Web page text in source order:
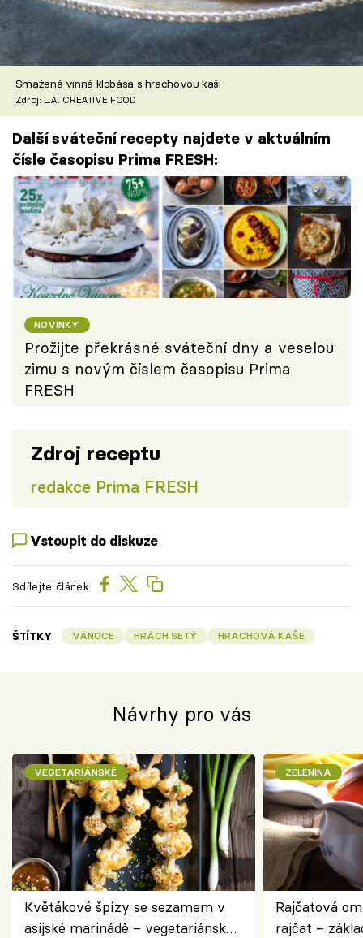
Smažená vinná klobása s hrachovou kaší
Zdroj: L.A. CREATIVE FOOD
Další sváteční recepty najdete v aktuálním
čísle časopisu Prima FRESH:
NOVINKY
Prožijte překrásné sváteční dny a veselou
zimu s novým číslem časopisu Prima
FRESH
Zdroj receptu
redakce Prima FRESH
Vstoupit do diskuze
Sdílejte článek
ŠTÍTKY VÁNOCE HRÁCH SETÝ HRACHOVÁ KAŠE
Návrhy pro vás
VEGETARIÁNSKÉ
Květákové špízy se sezamem v
asijské marinádě – vegetariánská
ZELENINA
Rajčatová
rajčat –